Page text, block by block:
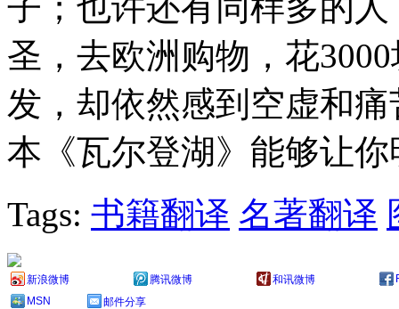
圣，去欧洲购物，花
发，却依然感到空虚和
本《瓦尔登湖》能够让
Tags: 书籍翻译 名著翻译
新浪微博 腾讯微博 和讯微博
MSN
邮件分享